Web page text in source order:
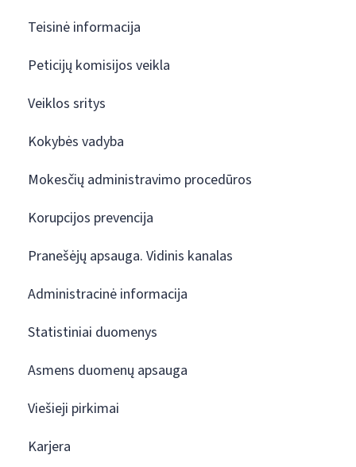
Teisinė informacija
Peticijų komisijos veikla
Veiklos sritys
Kokybės vadyba
Mokesčių administravimo procedūros
Korupcijos prevencija
Pranešėjų apsauga. Vidinis kanalas
Administracinė informacija
Statistiniai duomenys
Asmens duomenų apsauga
Viešieji pirkimai
Karjera